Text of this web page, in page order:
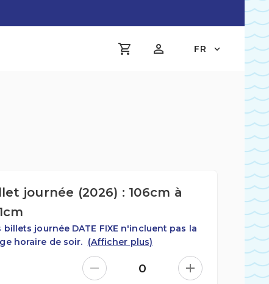
FR
journée (2026) : 106cm à
billets journée DATE FIXE n'incluent pas la
horaire de soir. (Afficher plus)
0